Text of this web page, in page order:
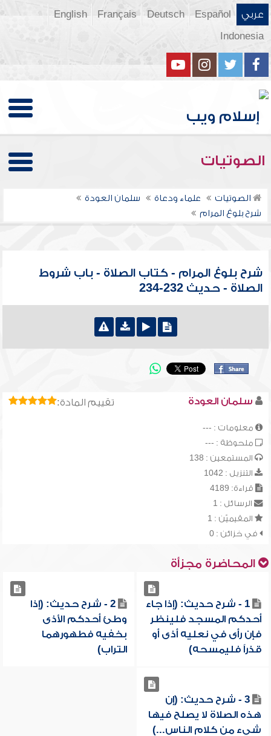
عربي Español
Deutsch
Français
English
Indonesia
الصوتيات
الصوتيات علماء ودعاة
سلمان العودة
شرح بلوغ المرام
شرح بلوغ المرام - كتاب الصلاة - باب شروط
الصلاة - حديث 232-234
تقييم المادة: سلمان العودة
معلومات : ---
ملحوظة : ---
المستمعين : 138
التنزيل : 1042
قراءة: 4189
الرسائل : 1
المقيميّن : 1
في خزائن : 0
المحاضرة مجزأة
1 - شرح حديث: (إذا جاء
أحدكم المسجد فلينظر
فإن رأى في نعليه أذى أو
قذراً فليمسحه)
2 - شرح حديث: (إذا
وطئ أحدكم الأذى
بخفيه فطهورهما
التراب)
3 - شرح حديث: (إن
هذه الصلاة لا يصلح فيها
شيء من كلام الناس...)